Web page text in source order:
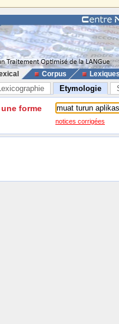
Corpus
Etymologie
une forme
notices corrigées